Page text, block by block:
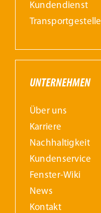
Kundendienst
Transportgestelle
UNTERNEHMEN
Über uns
Karriere
Nachhaltigkeit
Kundenservice
Fenster-Wiki
News
Kontakt